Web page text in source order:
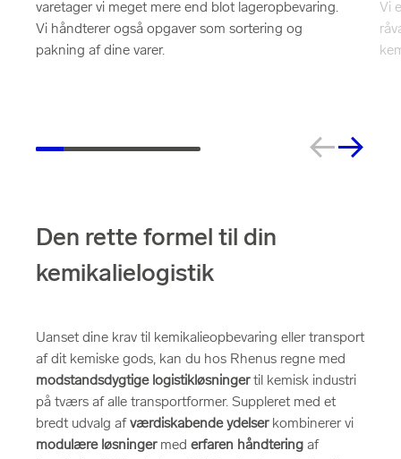
varetager vi meget mere end blot lageropbevaring.
Vi håndterer også opgaver som sortering og
pakning af dine varer.
Vi
Den rette formel til din
kemikalielogistik
Uanset dine krav til kemikalieopbevaring eller transport
af dit kemiske gods, kan du hos Rhenus regne med
modstandsdygtige logistikløsningertil kemisk industri
på tværs af alle transportformer. Suppleret med et
bredt udvalg af værdiskabende ydelserkombinerer vi
modulære løsningermed erfaren håndtering af